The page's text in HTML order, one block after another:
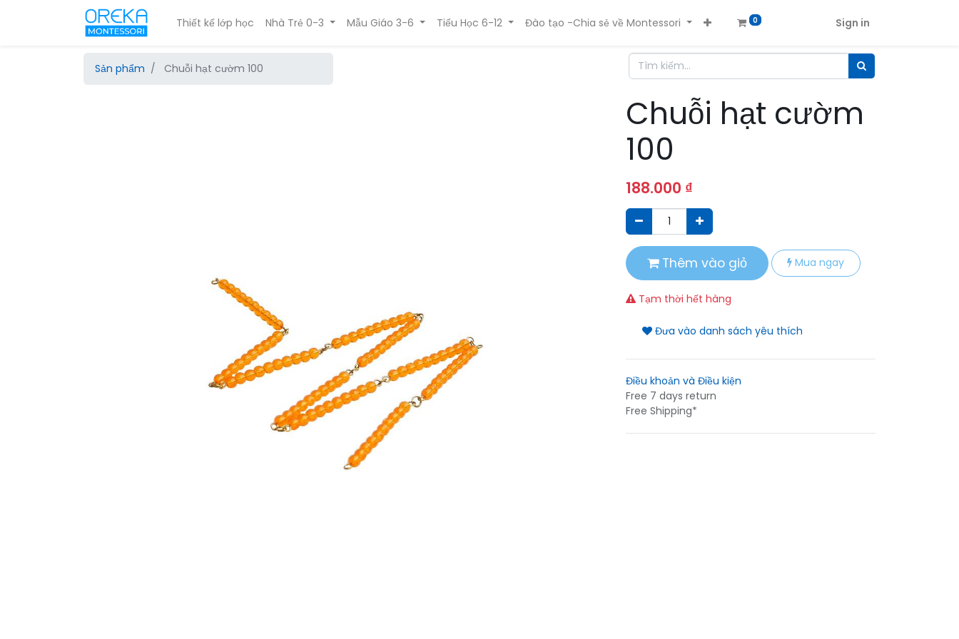
Thiết kế lớp học Nhà Trẻ 0-3 Mẫu Giáo 3-6 Tiểu Học 6-12 Đào tạo -Chia sẻ về Montessori 0 Sign in
Sản phẩm Chuỗi hạt cườm 100
Chuỗi hạt cườm
100
188.000 ₫
Thêm vào giỏ Mua ngay
Tạm thời hết hàng
Đưa vào danh sách yêu thích
Điều khoản và Điều kiện
Free 7 days return
Free Shipping*